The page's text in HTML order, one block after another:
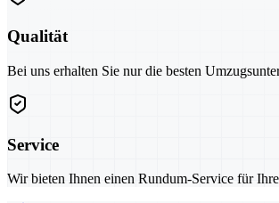
Qualität
Bei uns erhalten Sie nur die besten
Service
Wir bieten Ihnen einen Rundum-Service für